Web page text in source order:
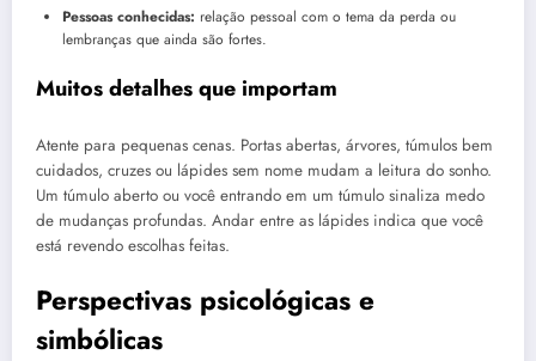
Pessoas conhecidas: relação pessoal com o tema da perda ou
lembranças que ainda são fortes.
Muitos detalhes que importam
Atente para pequenas cenas. Portas abertas, árvores, túmulos bem
cuidados, cruzes ou lápides sem nome mudam a leitura do sonho.
Um túmulo aberto ou você entrando em um túmulo sinaliza medo
de mudanças profundas. Andar entre as lápides indica que você
está revendo escolhas feitas.
Perspectivas psicológicas e
simbólicas